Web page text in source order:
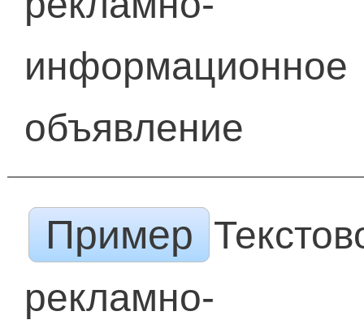
информационное
объявление
Пример
рекламно-